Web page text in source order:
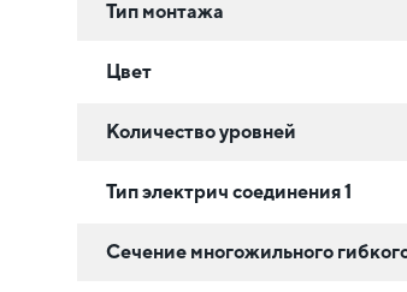
Тип монтажа
Цвет
Количество уровней
Тип электрич соединения 1
Сечение многожильного